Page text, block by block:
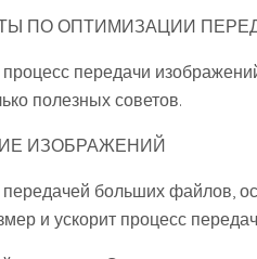
ПО ОПТИМИЗАЦИИ
передачи
полезных советов.
ИЗОБРАЖЕНИЙ
больших файлов,
и ускорит процесс